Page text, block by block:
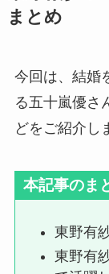
まとめ
今回は、結婚
る五十嵐優さ
どをご紹介し
本記事のま
東野有
東野有